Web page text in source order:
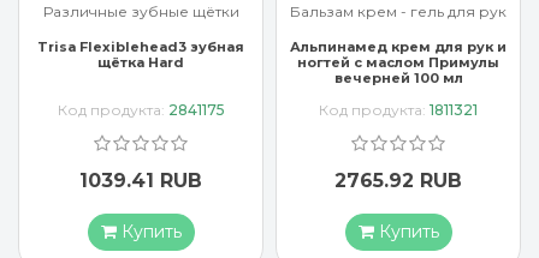
Различные зубные щётки
Trisa Flexiblehead3 зубная
щётка Hard
Код продукта: 2841175
1039.41 RUB
Купить
Бальзам крем - гель для рук
Альпинамед крем для рук и
ногтей с маслом Примулы
вечерней 100 мл
Код продукта: 1811321
2765.92 RUB
Купить